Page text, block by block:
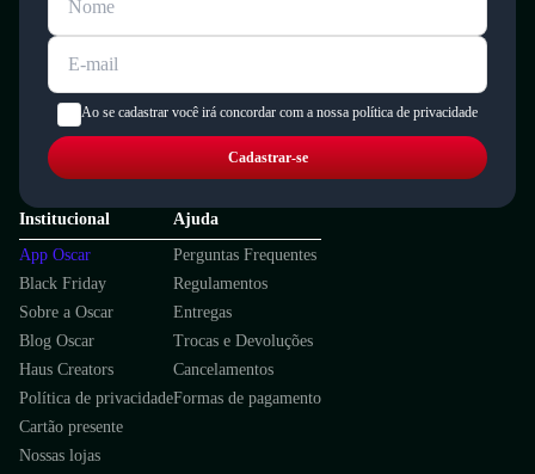
Ao se cadastrar você irá concordar com a nossa política de privacidade
Cadastrar-se
Institucional
App Oscar
Black Friday
Sobre a Oscar
Blog Oscar
Haus Creators
Política de privacidade
Cartão presente
Nossas lojas
Ajuda
Perguntas Frequentes
Regulamentos
Entregas
Trocas e Devoluções
Cancelamentos
Formas de pagamento